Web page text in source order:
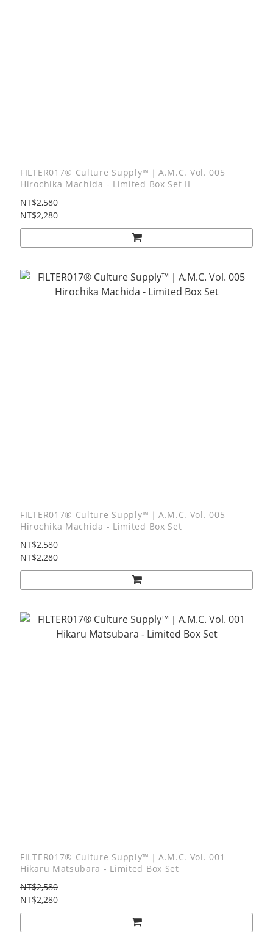
FILTER017® Culture Supply™｜A.M.C. Vol. 005
Hirochika Machida - Limited Box Set II
NT$2,580
NT$2,280
FILTER017® Culture Supply™｜A.M.C. Vol. 005
Hirochika Machida - Limited Box Set
NT$2,580
NT$2,280
FILTER017® Culture Supply™｜A.M.C. Vol. 001
Hikaru Matsubara - Limited Box Set
NT$2,580
NT$2,280